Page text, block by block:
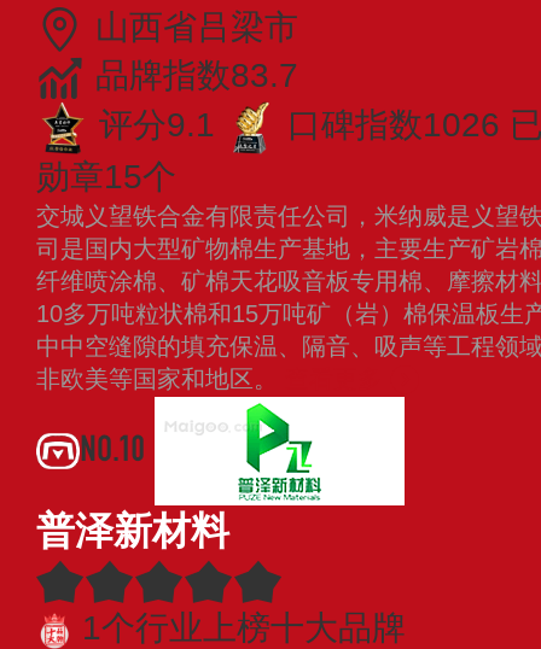
山西省吕梁市
品牌指数83.7
评分9.1
口碑指数1026
勋章15个
交城义望铁合金有限责任公司，米纳威是义望
司是国内大型矿物棉生产基地，主要生产矿岩
纤维喷涂棉、矿棉天花吸音板专用棉、摩擦材
10多万吨粒状棉和15万吨矿（岩）棉保温板生
中中空缝隙的填充保温、隔音、吸声等工程领
非欧美等国家和地区。
NO.10
普泽新材料
1个行业上榜十大品牌